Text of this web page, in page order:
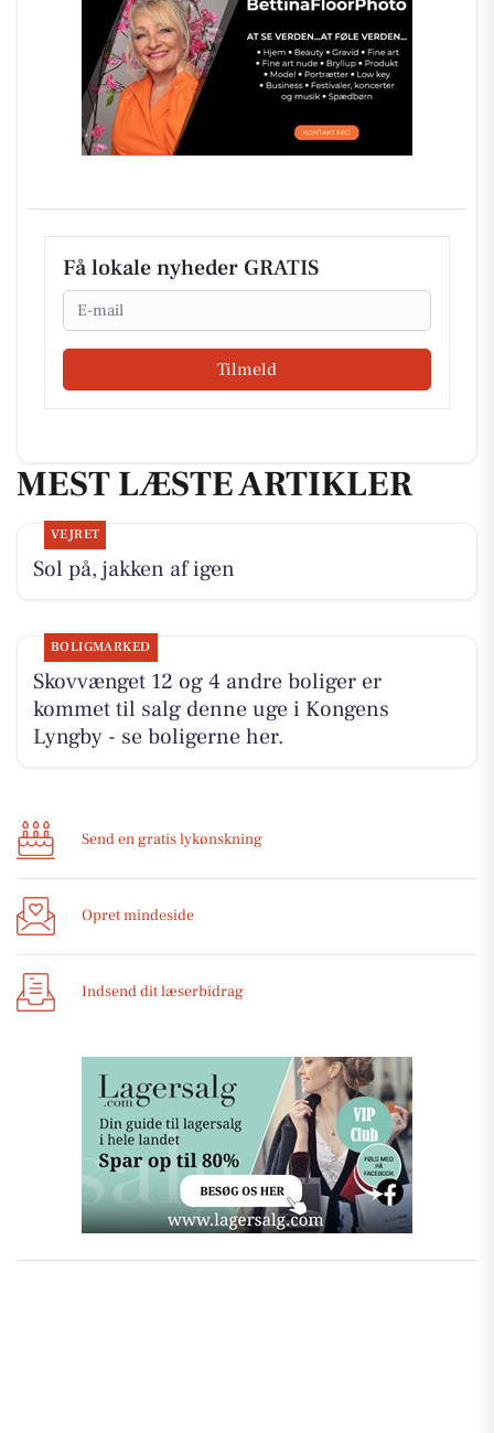
Få lokale nyheder GRATIS
Email
Tilmeld
MEST LÆSTE ARTIKLER
VEJRET
Sol på, jakken af igen
BOLIGMARKED
Skovvænget 12 og 4 andre boliger er
kommet til salg denne uge i Kongens
Lyngby - se boligerne her.
Send en gratis lykønskning
Opret mindeside
Indsend dit læserbidrag